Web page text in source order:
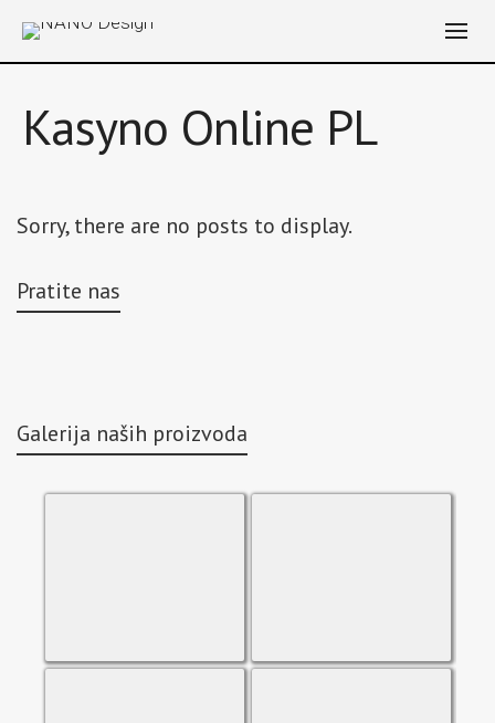
Kasyno Online PL
Sorry, there are no posts to display.
Pratite nas
Galerija naših proizvoda